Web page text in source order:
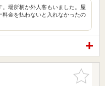
場所柄か外人客もいました。屋
料金を払わないと入れなかったの
お気に入
りに追加